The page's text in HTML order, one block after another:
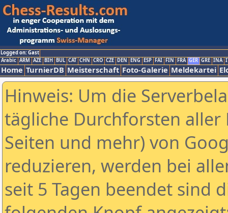
Logged on: Gast
Arabic ARM AZE BIH BUL CAT CHN CRO CZE DEN ENG ESP FAI FIN FRA GER GRE INA
Home TurnierDB Meisterschaft Foto-Galerie Meldekartei
Hinweis: Um die
tägliche Durchforsten aller
Seiten und mehr) von
reduzieren, werden bei
seit 5 Tagen beendet sind